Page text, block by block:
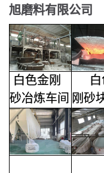
旭磨料有限公司
白色金刚
砂冶炼车间
白
刚砂